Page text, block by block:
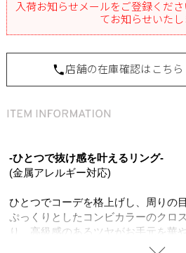
入荷お知らせメールをご登録くだ
てお知らせいたし
店舗の在庫確認はこちら
-ひとつで抜け感を叶えるリング-
(金属アレルギー対応)
ひとつでコーデを格上げし、周りの
ぷっくりとしたコンビカラーのクロ
り、高級感のあるツヤがお手元を華
見た目以上に着け心地が軽く、スト